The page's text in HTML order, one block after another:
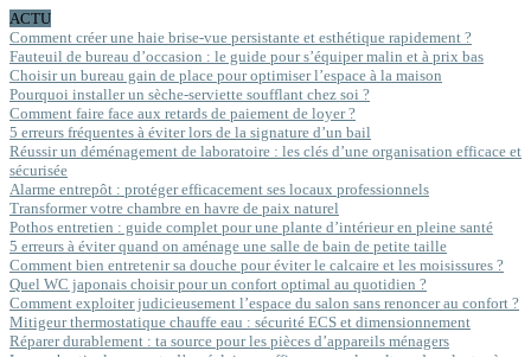
ACTU
Comment créer une haie brise-vue persistante et esthétique rapidement ?
Fauteuil de bureau d’occasion : le guide pour s’équiper malin et à prix bas
Choisir un bureau gain de place pour optimiser l’espace à la maison
Pourquoi installer un sèche-serviette soufflant chez soi ?
Comment faire face aux retards de paiement de loyer ?
5 erreurs fréquentes à éviter lors de la signature d’un bail
Réussir un déménagement de laboratoire : les clés d’une organisation efficace et
sécurisée
Alarme entrepôt : protéger efficacement ses locaux professionnels
Transformer votre chambre en havre de paix naturel
Pothos entretien : guide complet pour une plante d’intérieur en pleine santé
5 erreurs à éviter quand on aménage une salle de bain de petite taille
Comment bien entretenir sa douche pour éviter le calcaire et les moisissures ?
Quel WC japonais choisir pour un confort optimal au quotidien ?
Comment exploiter judicieusement l’espace du salon sans renoncer au confort ?
Mitigeur thermostatique chauffe eau : sécurité ECS et dimensionnement
Réparer durablement : ta source pour les pièces d’appareils ménagers